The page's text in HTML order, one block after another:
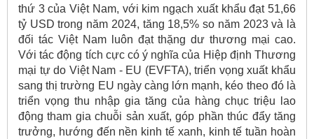
thứ 3 của Việt Nam, với kim ngạch xuất khẩu đạt 51,66
tỷ USD trong năm 2024, tăng 18,5% so năm 2023 và là
đối tác Việt Nam luôn đạt thặng dư thương mại cao.
Với tác động tích cực có ý nghĩa của Hiệp định Thương
mại tự do Việt Nam - EU (EVFTA), triển vọng xuất khẩu
sang thị trường EU ngày càng lớn mạnh, kéo theo đó là
triển vọng thu nhập gia tăng của hàng chục triệu lao
động tham gia chuỗi sản xuất, góp phần thúc đẩy tăng
trưởng, hướng đến nền kinh tế xanh, kinh tế tuần hoàn